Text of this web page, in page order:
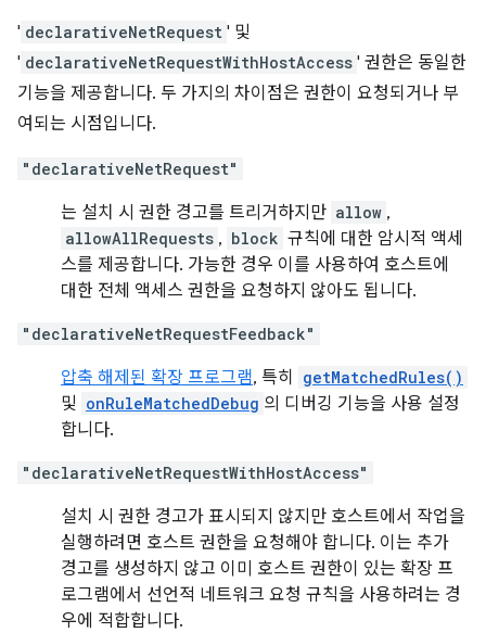
' declarativeNetRequest ' 및
' declarativeNetRequestWithHostAccess ' 권한은 동일한
기능을 제공합니다. 두 가지의 차이점은 권한이 요청되거나 부
여되는 시점입니다.
"declarativeNetRequest"
는 설치 시 권한 경고를 트리거하지만 allow ,
allowAllRequests , block 규칙에 대한 암시적 액세
스를 제공합니다. 가능한 경우 이를 사용하여 호스트에
대한 전체 액세스 권한을 요청하지 않아도 됩니다.
"declarativeNetRequestFeedback"
압축 해제된 확장 프로그램, 특히 getMatchedRules()
및 onRuleMatchedDebug 의 디버깅 기능을 사용 설정
합니다.
"declarativeNetRequestWithHostAccess"
설치 시 권한 경고가 표시되지 않지만 호스트에서 작업을
실행하려면 호스트 권한을 요청해야 합니다. 이는 추가
경고를 생성하지 않고 이미 호스트 권한이 있는 확장 프
로그램에서 선언적 네트워크 요청 규칙을 사용하려는 경
우에 적합합니다.